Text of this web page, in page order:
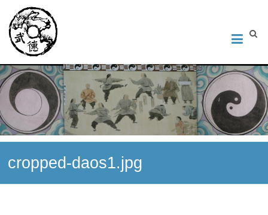
Институт Исследования Внутреннего Искусства
Школа тайцзи-цюань стиля Чэнь, Петербург. Руководитель
Андрей Середняков.
cropped-daos1.jpg